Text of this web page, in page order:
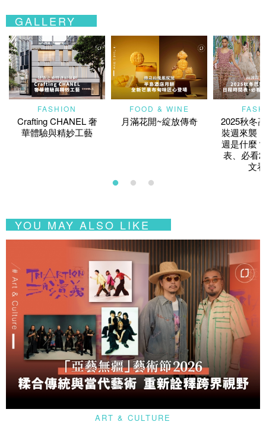
GALLERY
FASHION
Crafting CHANEL 奢
華體驗與精妙工藝
FOOD & WINE
月滿花開~綻放傳奇
2025秋冬
裝週來襲
週是什麼
表、必看
文
YOU MAY ALSO LIKE
ART & CULTURE